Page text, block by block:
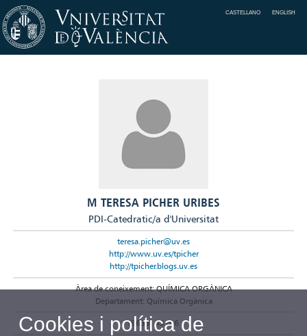
CASTELLANO ENGLISH
M TERESA PICHER URIBES
PDI-Catedratic/a d'Universitat
teresa.picher@uv.es
http://www.uv.es/tpicher
http://tpicher.blogs.uv.es
Àrea de coneixement: QUÍMICA ORGÀNICA
Departament: Química Orgànica
(9635) 43106
Cookies i política de